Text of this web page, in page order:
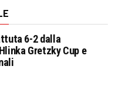
6-2 dalla
Gretzky Cup e